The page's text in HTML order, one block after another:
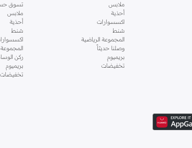
ملابس
أحذية
اكسسوارات
شنط
المجموعة الرياضية
وصلنا حديثاً
بريميوم
تخفيضات
تسوق
ملابس
أحذية
شنط
المجموعة
ركن
بريميوم
تخفيضات